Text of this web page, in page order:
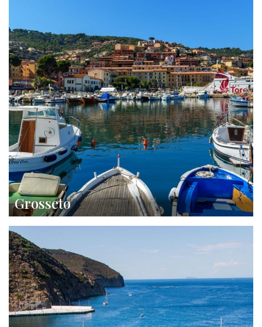
Grosseto